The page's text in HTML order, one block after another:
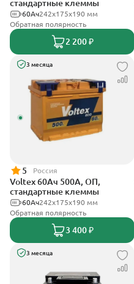
стандартные клеммы
242х175х190 мм
60Ач
Обратная полярность
2 200 ₽
3 месяца
5 Россия
Voltex 60Ач 500А, ОП,
стандартные клеммы
242х175х190 мм
60Ач
Обратная полярность
3 400 ₽
3 месяца